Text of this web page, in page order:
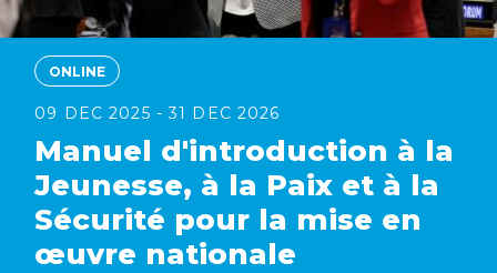
ONLINE
09 DEC 2025 - 31 DEC 2026
Manuel d'introduction à la
Jeunesse, à la Paix et à la
Sécurité pour la mise en
œuvre nationale